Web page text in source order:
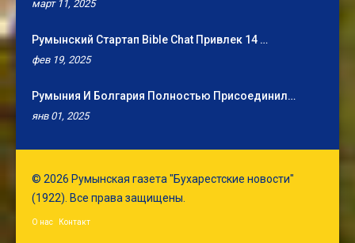
март 11, 2025
Румынский Стартап Bible Chat Привлек 14 …
фев 19, 2025
Румыния И Болгария Полностью Присоединил…
янв 01, 2025
© 2026 Румынская газета "Бухарестские новости"
(1922). Все права защищены.
О нас Контакт